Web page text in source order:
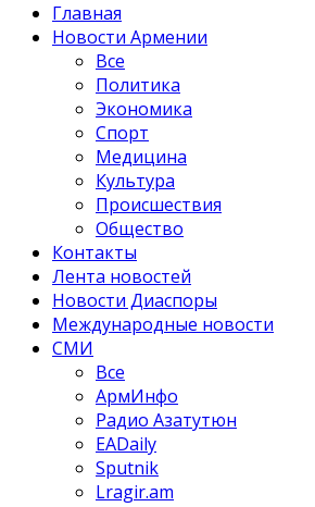
Главная
Новости Армении
Все
Политика
Экономика
Спорт
Медицина
Культура
Происшествия
Общество
Контакты
Лента новостей
Новости Диаспоры
Международные новости
СМИ
Все
АрмИнфо
Радио Азатутюн
EADaily
Sputnik
Lragir.am